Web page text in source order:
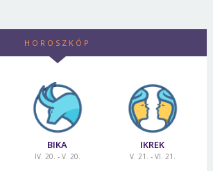
HOROSZKÓP
BIKA
IV. 20. - V. 20.
IKREK
V. 21. - VI. 21.